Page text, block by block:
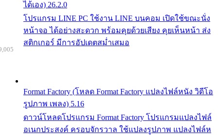
ได้เอง) 26.2.0
โปรแกรม LINE PC ใช้งาน LINE บนคอม เปิดใช้ขณะนั่ง
หน้าจอ ได้อย่างสะดวก พร้อมคุยด้วยเสียง คุยเห็นหน้า ส่ง
สติกเกอร์ มีการอัปเดตสม่ำเสมอ
Format Factory (โหลด Format Factory แปลงไฟล์หนัง วิดีโอ
รูปภาพ เพลง) 5.16
ดาวน์โหลดโปรแกรม Format Factory โปรแกรมแปลงไฟล์
อเนกประสงค์ ครอบจักรวาล ใช้แปลงรูปภาพ แปลงไฟล์ห